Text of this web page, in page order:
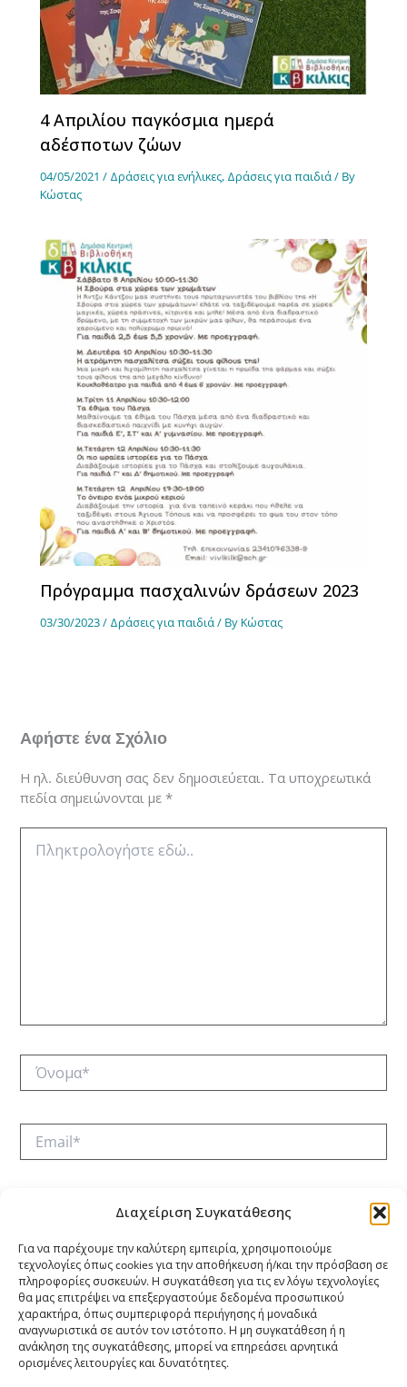
Διαχείριση Συγκατάθεσης
Για να παρέχουμε την καλύτερη εμπειρία, χρησιμοποιούμε
τεχνολογίες όπως cookies για την αποθήκευση ή/και την πρόσβαση σε
πληροφορίες συσκευών. Η συγκατάθεση για τις εν λόγω τεχνολογίες
θα μας επιτρέψει να επεξεργαστούμε δεδομένα προσωπικού
χαρακτήρα, όπως συμπεριφορά περιήγησης ή μοναδικά
αναγνωριστικά σε αυτόν τον ιστότοπο. Η μη συγκατάθεση ή η
ανάκληση της συγκατάθεσης, μπορεί να επηρεάσει αρνητικά
ορισμένες λειτουργίες και δυνατότητες.
4 Απριλίου παγκόσμια ημερά
αδέσποτων ζώων
04/05/2021/ Δράσεις για ενήλικες, Δράσεις για παιδιά/ By
Κώστας
Πρόγραμμα πασχαλινών δράσεων 2023
03/30/2023/ Δράσεις για παιδιά/ ByΚώστας
Αφήστε ένα Σχόλιο
Η ηλ. διεύθυνση σας δεν δημοσιεύεται. Τα υποχρεωτικά
πεδία σημειώνονται με *
εδώ..
Όνομα*
Αποθήκευσε το όνομά μου, email, και τον ιστότοπο μου
σε αυτόν τον πλοηγό για την επόμενη φορά που θα
σχολιάσω.